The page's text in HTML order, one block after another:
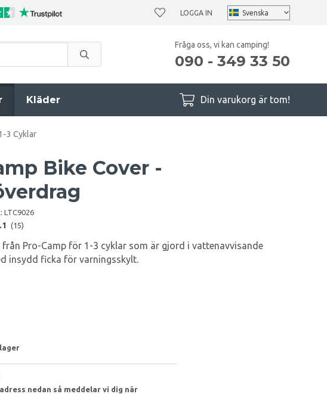
LOGGA IN
Fråga oss, vi kan camping!
090 - 349 33 50
Kläder Din varukorg är tom!
3 Cyklar
Bike Cover -
LTC9026
(15)
från Pro-Camp för 1-3 cyklar som är gjord i vattenavvisande
insydd ficka för varningsskylt.
nedan så meddelar vi dig när